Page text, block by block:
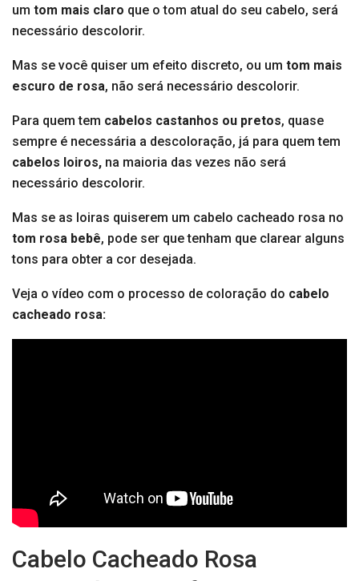
um tom mais claro que o tom atual do seu cabelo, será
necessário descolorir.
Mas se você quiser um efeito discreto, ou um tom mais
escuro de rosa, não será necessário descolorir.
Para quem tem cabelos castanhos ou pretos, quase
sempre é necessária a descoloração, já para quem tem
cabelos loiros, na maioria das vezes não será
necessário descolorir.
Mas se as loiras quiserem um cabelo cacheado rosa no
tom rosa bebê, pode ser que tenham que clarear alguns
tons para obter a cor desejada.
Veja o vídeo com o processo de coloração do cabelo
cacheado rosa:
Cabelo Cacheado Rosa